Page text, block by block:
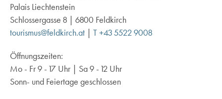
Palais Liechtenstein
Schlossergasse 8 | 6800 Feldkirch
tourismus@feldkirch.at
T +43 5522 9008
Öffnungszeiten:
Mo - Fr 9 - 17 Uhr | Sa 9 - 12 Uhr
Sonn- und Feiertage geschlossen